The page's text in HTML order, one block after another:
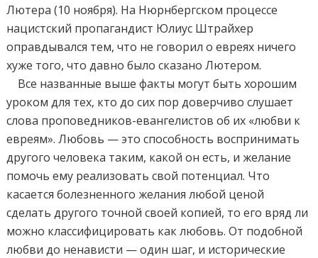
Лютера (10 ноября). На Нюрнбергском процессе
нацистский пропагандист Юлиус Штрайхер
оправдывался тем, что не говорил о евреях ничего
хуже того, что давно было сказано Лютером.
Все названные выше факты могут быть хорошим
уроком для тех, кто до сих пор доверчиво слушает
слова проповедников-евангелистов об их «любви к
евреям». Любовь — это способность воспринимать
другого человека таким, какой он есть, и желание
помочь ему реализовать свой потенциал. Что
касается болезненного желания любой ценой
сделать другого точной своей копией, то его вряд ли
можно классифицировать как любовь. От подобной
любви до ненависти — один шаг, и исторические